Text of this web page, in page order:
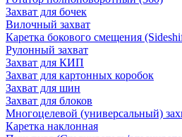
Захват для бочек
Вилочный захват
Каретка бокового смещения
Рулонный захват
Захват для КИП
Захват для картонных коробок
Захват для шин
Захват для блоков
Многоцелевой (универсальный)
Каретка наклонная